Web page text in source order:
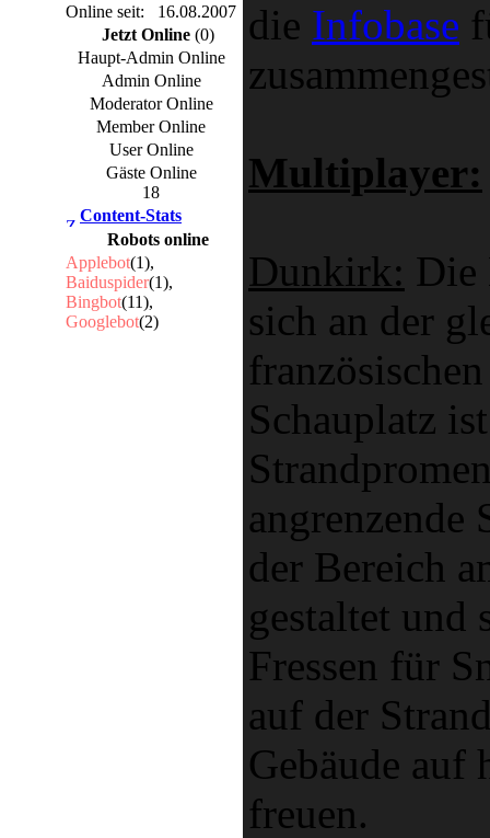
Online seit:
16.08.2007
Jetzt Online (0)
Haupt-Admin Online
Admin Online
Moderator Online
Member Online
User Online
Gäste Online
18
Content-Stats
Robots online
Applebot(1),
Baiduspider(1),
Bingbot(11),
Googlebot(2)
die Infobase
Multiplayer:
Dunkirk: Die
sich an der
Schauplatz
angrenzende
der Bereich
gestaltet und
Fressen für
auf der
Gebäude auf
freuen.